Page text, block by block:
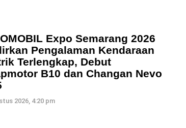
Expo Semarang 2026
Pengalaman Kendaraan
Terlengkap, Debut
B10 dan Changan Nevo
2026, 4:20 pm